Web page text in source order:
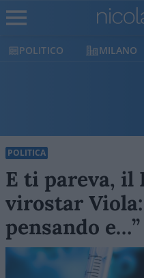
POLITICO MILANO
POLITICA
E ti pareva, il
virostar
pensando e…”